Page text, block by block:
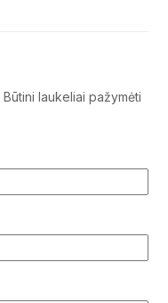
Būtini laukeliai pažymėti